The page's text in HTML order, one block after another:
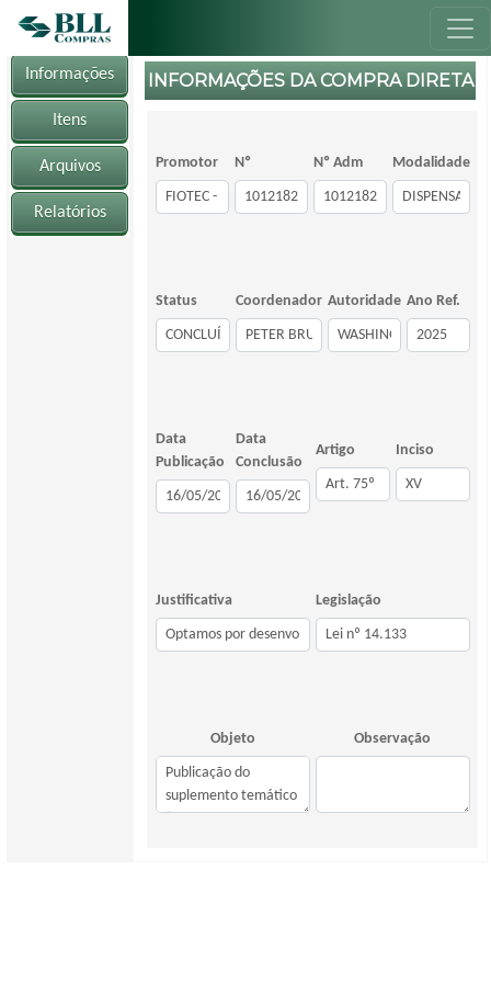
Informações
Itens
Arquivos
Relatórios
INFORMAÇÕES DA COMPRA DIRETA
Promotor Nº Nº Adm Modalidade
Status Coordenador Autoridade Ano Ref.
Data
Publicação
Data
Conclusão
Artigo Inciso
Justificativa Legislação
Objeto Observação